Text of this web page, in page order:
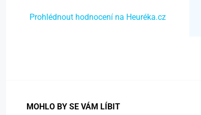
Prohlédnout hodnocení na Heuréka.cz
MOHLO BY SE VÁM LÍBIT